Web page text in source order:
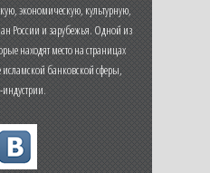
экономическую, культурную,
России и зарубежья. Одной из
находят место на страницах
банковской сферы,